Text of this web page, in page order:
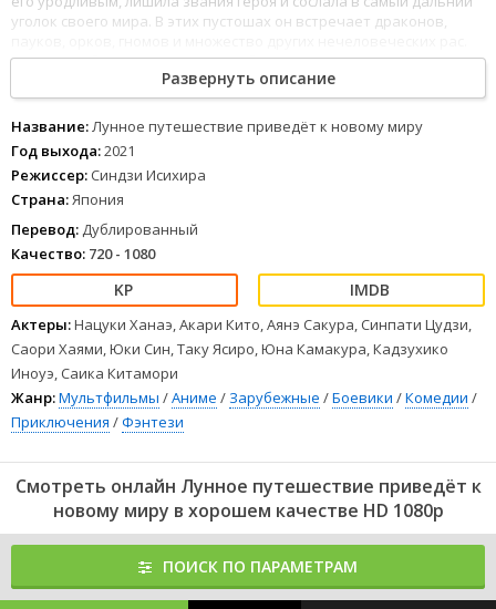
уголок своего мира. В этих пустошах он встречает драконов,
У Макото обнаруживаются способности к магии и военному
ремеслу, которых у него не могло быть в родном мире.
12345 678
Развернуть описание
Название:Лунное путешествие приведёт к новому миру
Год выхода:2021
Режиссер: Синдзи Исихира
Страна:Япония
Перевод: Дублированный
Качество: 720 - 1080
Актеры:Нацуки Ханаэ, Акари Кито, Аянэ Сакура, Синпати Цудзи,
Саори Хаями, Юки Син, Таку Ясиро, Юна Камакура, Кадзухико
Иноуэ, Саика Китамори
Жанр:Мультфильмы /Аниме / Зарубежные /Боевики /Комедии /
Приключения /Фэнтези
Смотреть онлайн Лунное путешествие приведёт к
новому миру в хорошем качестве HD 1080p
ПОИСК ПО ПАРАМЕТРАМ